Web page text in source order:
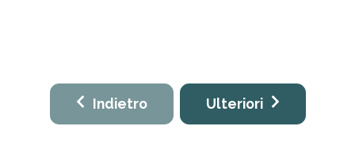
Indietro Ulteriori